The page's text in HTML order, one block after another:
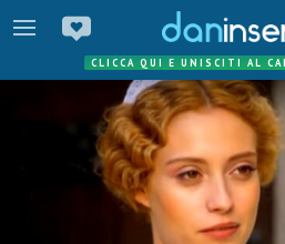
CLICCA QUI E UNISCITI AL